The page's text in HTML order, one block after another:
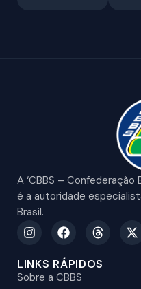
A ‘CBBS – Confederação
é a autoridade
Brasil.
LINKS RÁPIDOS
Sobre a CBBS